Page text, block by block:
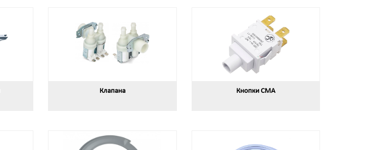
Клапана Кнопки СМА